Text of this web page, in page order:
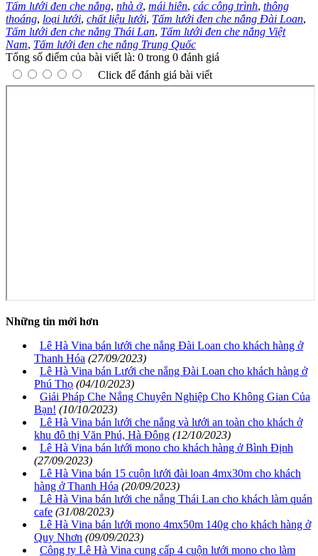
Tấm lưới đen che nắng, nhà ở, mái hiên, các công trình, thông
thoáng, loại lưới, chất liệu lưới, Tấm lưới đen che nắng Đài Loan,
Tấm lưới đen che nắng Thái Lan, Tấm lưới đen che nắng Việt
Nam, Tấm lưới đen che nắng Trung Quốc
Tổng số điểm của bài viết là: 0 trong 0 đánh giá
Click để đánh giá bài viết
Những tin mới hơn
Lê Hà Vina bán lưới che nắng Đài Loan cho khách hàng ở
Thanh Hóa (27/09/2023)
Lê Hà Vina bán Lưới che nắng Đài Loan cho khách hàng ở
Phú Thọ (04/10/2023)
Giải Pháp Che Nắng Chuyên Nghiệp Cho Không Gian Của
Bạn! (10/10/2023)
Lê Hà Vina bán lưới che nắng và lưới an toàn cho khách ở
khu đô thị Văn Phú, Hà Đông (12/10/2023)
Lê Hà Vina bán lưới mono cho khách hàng ở Bình Định
(27/09/2023)
Lê Hà Vina bán 15 cuộn lưới đài loan 4mx30m cho khách
hàng ở Thanh Hóa (20/09/2023)
Lê Hà Vina bán lưới che nắng Thái Lan cho khách làm quán
cafe (31/08/2023)
Lê Hà Vina bán lưới mono 4mx50m 140g cho khách hàng ở
Quy Nhơn (09/09/2023)
Công ty Lê Hà Vina cung cấp 4 cuộn lưới mono cho làm